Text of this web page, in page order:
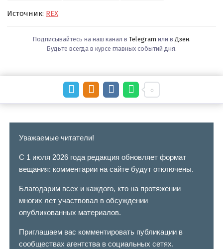
Источник: REX
Подписывайтесь на наш канал в Telegram или в Дзен.
Будьте всегда в курсе главных событий дня.
Уважаемые читатели!
С 1 июля 2026 года редакция обновляет формат
вещания: комментарии на сайте будут отключены.
Благодарим всех и каждого, кто на протяжении
многих лет участвовал в обсуждении
опубликованных материалов.
Приглашаем вас комментировать публикации в
сообществах агентства в социальных сетях.